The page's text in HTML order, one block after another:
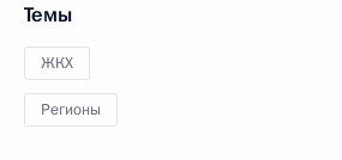
Темы
ЖКХ
Регионы